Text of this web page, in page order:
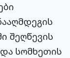
შეღწევის
სომხეთის